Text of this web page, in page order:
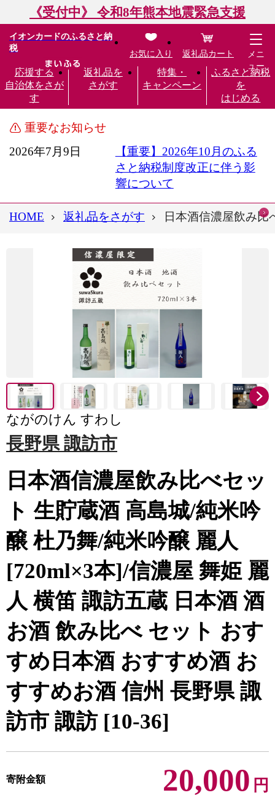
《受付中》 令和8年熊本地震緊急支援
イオンカードのふるさと納
税
応援する
自治体をさが
す
返礼品を
さがす
特集・
キャンペーン
ふるさと納税
を
はじめる
お気に入り 返礼品カート
メニ
ュー
重要なお知らせ
2026年7月9日
【重要】2026年10月のふる
さと納税制度改正に伴う影
響について
HOME 返礼品をさがす 日本酒信濃屋飲み
ながのけん すわし
長野県 諏訪市
日本酒信濃屋飲み比べセッ
ト 生貯蔵酒 高島城/純米吟
醸 杜乃舞/純米吟醸 麗人
[720ml×3本]/信濃屋 舞姫 麗
人 横笛 諏訪五蔵 日本酒 酒
お酒 飲み比べ セット おす
すめ日本酒 おすすめ酒 お
すすめお酒 信州 長野県 諏
訪市 諏訪 [10-36]
寄附金額 20,000 円